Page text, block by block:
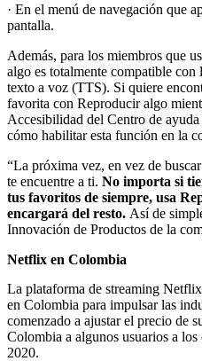
· En el menú de navegación que
pantalla.
Además, para los miembros que
algo es totalmente compatible
texto a voz (TTS). Si quiere
favorita con Reproducir algo
Accesibilidad del Centro de
cómo habilitar esta función en la
“La próxima vez, en vez de
te encuentre a ti. No importa si
tus favoritos de siempre, usa
encargará del resto. Así de
Innovación de Productos de la
Netflix en Colombia
La plataforma de streaming
en Colombia para impulsar las
comenzado a ajustar el precio de
Colombia a algunos usuarios a los
2020.